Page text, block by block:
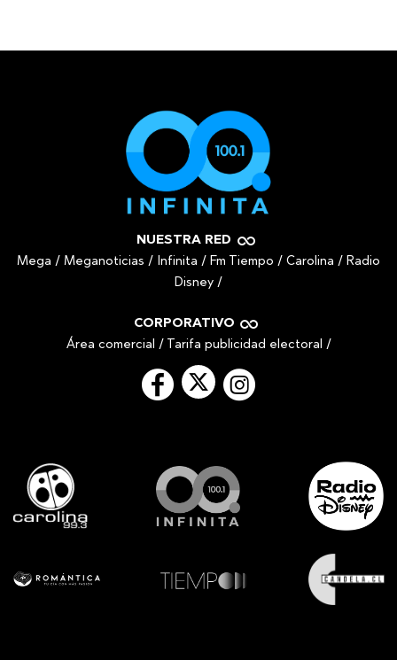
NUESTRA RED
Mega / Meganoticias / Infinita / Fm Tiempo / Carolina / Radio
Disney /
CORPORATIVO
Área comercial / Tarifa publicidad electoral /